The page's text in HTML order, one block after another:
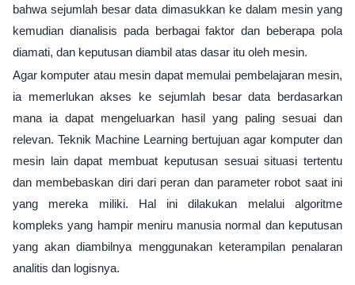
bahwa sejumlah besar data dimasukkan ke dalam mesin yang
kemudian dianalisis pada berbagai faktor dan beberapa pola
diamati, dan keputusan diambil atas dasar itu oleh mesin.
Agar komputer atau mesin dapat memulai pembelajaran mesin,
ia memerlukan akses ke sejumlah besar data berdasarkan
mana ia dapat mengeluarkan hasil yang paling sesuai dan
relevan. Teknik Machine Learning bertujuan agar komputer dan
mesin lain dapat membuat keputusan sesuai situasi tertentu
dan membebaskan diri dari peran dan parameter robot saat ini
yang mereka miliki. Hal ini dilakukan melalui algoritme
kompleks yang hampir meniru manusia normal dan keputusan
yang akan diambilnya menggunakan keterampilan penalaran
analitis dan logisnya.